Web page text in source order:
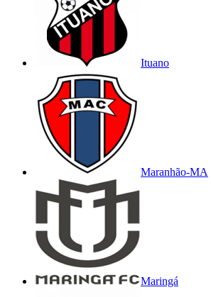
Ituano
Maranhão-MA
Maringá